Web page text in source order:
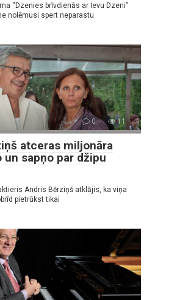
“Dzenies brīvdienās ar Ievu Dzeni”
nolēmusi spert neparastu
0 11
atceras miljonāra
un sapņo par džipu
Andris Bērziņš atklājis, ka viņa
pietrūkst tikai